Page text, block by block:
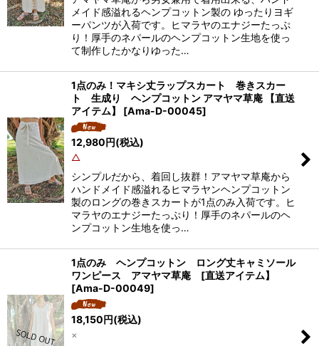
メイド感溢れるヘンプコットン製の ゆったりヨギ
ーパンツが入荷です。ヒマラヤのエナジーたっぷ
り！厚手のネパールのヘンプコットン生地を使っ
て制作したかなりゆった…
1点のみ！マキシ丈ラップスカート 巻きスカー
ト 生成り ヘンプコットン アマヤマ草庵 【直送
アイテム】
[Ama-D-00045]
12,980円(税込)
△
シンプルだから、着回し抜群！アマヤマ草庵から
ハンドメイド感溢れるヒマラヤンヘンプコットン
製のロングの巻きスカートが1点のみ入荷です。ヒ
マラヤのエナジーたっぷり！厚手のネパールのヘ
ンプコットン生地を使っ…
1点のみ ヘンプコットン ロング丈キャミソール
ワンピース アマヤマ草庵 [直送アイテム】
[Ama-D-00049]
18,150円(税込)
×